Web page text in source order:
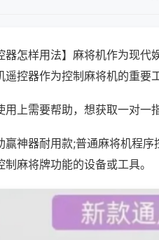
器怎样用法】麻将机作为现
遥控器作为控制麻将机的重要
用上需要帮助，想获取一对一
赢神器耐用款;普通麻将机程
麻将牌功能的设备或工具。